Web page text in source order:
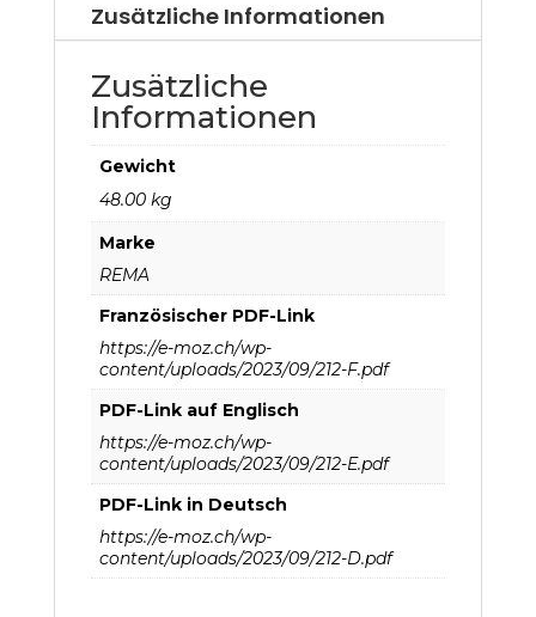
Zusätzliche Informationen
Zusätzliche
Informationen
Gewicht
48.00 kg
Marke
REMA
Französischer PDF-Link
https://e-moz.ch/wp-
content/uploads/2023/09/212-F.pdf
PDF-Link auf Englisch
https://e-moz.ch/wp-
content/uploads/2023/09/212-E.pdf
PDF-Link in Deutsch
https://e-moz.ch/wp-
content/uploads/2023/09/212-D.pdf